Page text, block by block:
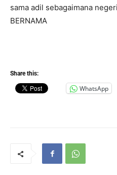
sama adil sebagaimana
BERNAMA
Share this:
WhatsApp